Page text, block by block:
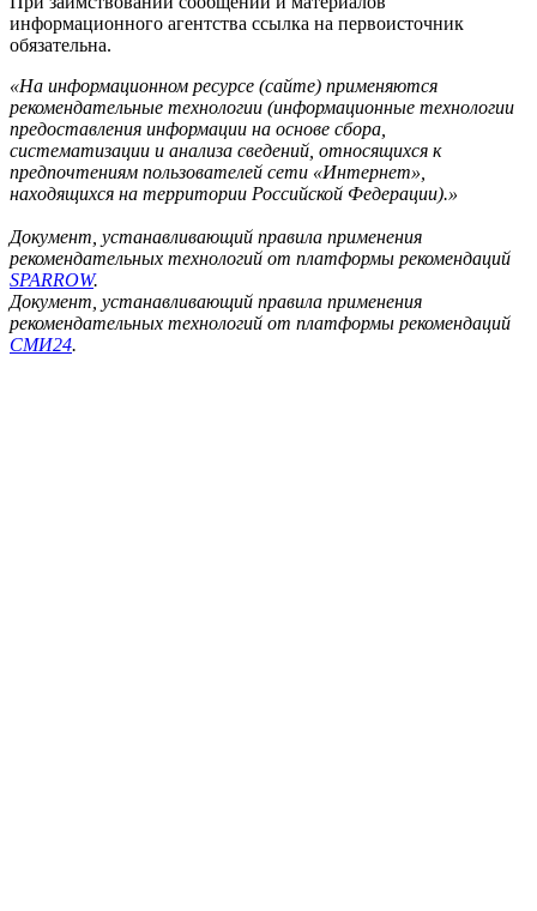
информационного агентства ссылка на первоисточник
обязательна.
«На информационном ресурсе (сайте) применяются
рекомендательные технологии (информационные технологии
предоставления информации на основе сбора,
систематизации и анализа сведений, относящихся к
предпочтениям пользователей сети «Интернет»,
находящихся на территории Российской Федерации).»
Документ, устанавливающий правила применения
рекомендательных технологий от платформы рекомендаций
SPARROW.
Документ, устанавливающий правила применения
рекомендательных технологий от платформы рекомендаций
СМИ24.